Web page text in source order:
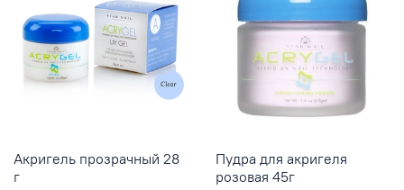
Акригель прозрачный 28
г
Пудра для акригеля
розовая 45г